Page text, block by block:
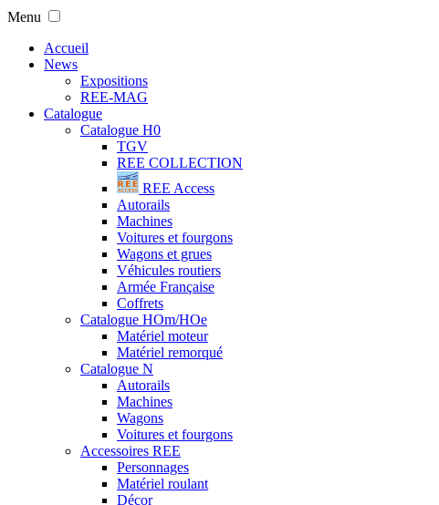
Menu
Accueil
News
Expositions
REE-MAG
Catalogue
Catalogue H0
TGV
REE COLLECTION
REE Access
Autorails
Machines
Voitures et fourgons
Wagons et grues
Véhicules routiers
Armée Française
Coffrets
Catalogue HOm/HOe
Matériel moteur
Matériel remorqué
Catalogue N
Autorails
Machines
Wagons
Voitures et fourgons
Accessoires REE
Personnages
Matériel roulant
Décor